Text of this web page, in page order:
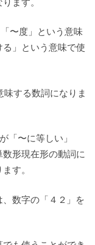
〜度」という意味
」という意味で使
味する数詞になりま
「〜に等しい」
数形現在形の動詞に
す。
数字の「４２」を